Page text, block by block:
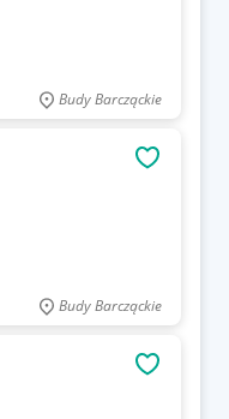
Budy Barcząckie
Budy Barcząckie